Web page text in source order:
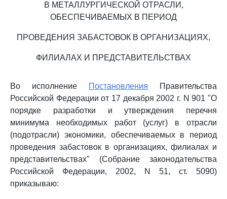
В МЕТАЛЛУРГИЧЕСКОЙ ОТРАСЛИ,
ОБЕСПЕЧИВАЕМЫХ В ПЕРИОД
ПРОВЕДЕНИЯ ЗАБАСТОВОК В ОРГАНИЗАЦИЯХ,
ФИЛИАЛАХ И ПРЕДСТАВИТЕЛЬСТВАХ
Во исполнение Постановления Правительства
Российской Федерации от 17 декабря 2002 г. N 901 "О
порядке разработки и утверждения перечня
минимума необходимых работ (услуг) в отрасли
(подотрасли) экономики, обеспечиваемых в период
проведения забастовок в организациях, филиалах и
представительствах" (Собрание законодательства
Российской Федерации, 2002, N 51, ст. 5090)
приказываю: